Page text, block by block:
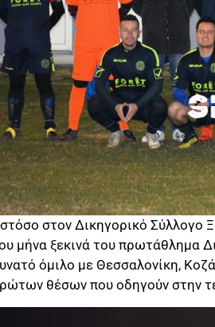
στον Δικηγορικό Σύλλογο
μήνα ξεκινά του πρωτάθλημα
όμιλο με Θεσσαλονίκη,
θέσων που οδηγούν στην